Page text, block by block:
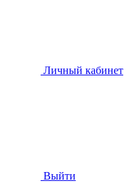
Личный кабинет
Выйти